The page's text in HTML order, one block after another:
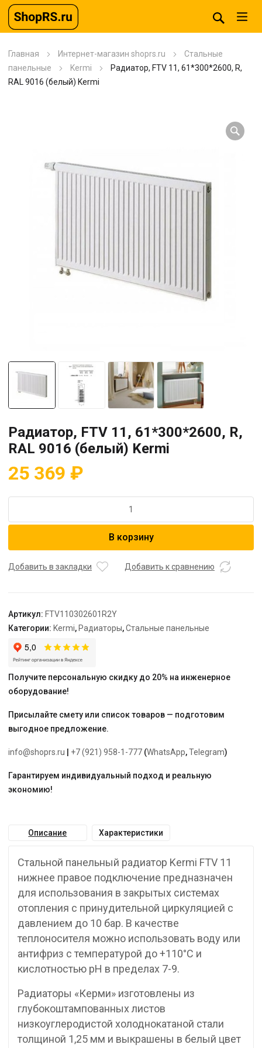
Главная Интернет-магазин shoprs.ru
Стальные
панельные
Kermi
Радиатор, FTV 11, 61*300*2600, R,
RAL 9016 (белый) Kermi
Радиатор, FTV 11, 61*300*2600, R,
RAL 9016 (белый) Kermi
25 369 ₽
Радиатор,
61*300*2600,
(белый)
Kermi
В корзину
Добавить в закладки Добавить к сравнению
Артикул: FTV110302601R2Y
Категории: Kermi, Радиаторы,Стальные панельные
Получите персональную скидку до 20% на инженерное
оборудование!
Присылайте смету или список товаров — подготовим
выгодное предложение.
info@shoprs.ru +7 (921) 958-1-777 (WhatsApp,Telegram)
Гарантируем индивидуальный подход и реальную
экономию!
Описание Характеристики
Стальной панельный радиатор Kermi FTV 11
нижнее правое подключение предназначен
для использования в закрытых системах
отопления с принудительной циркуляцией с
давлением до 10 бар. В качестве
теплоносителя можно использовать воду или
антифриз с температурой до +110°C и
кислотностью pH в пределах 7-9.
Радиаторы «Керми» изготовлены из
глубокоштампованных листов
низкоуглеродистой холоднокатаной стали
толщиной 1,25 мм и выкрашены в белый цвет